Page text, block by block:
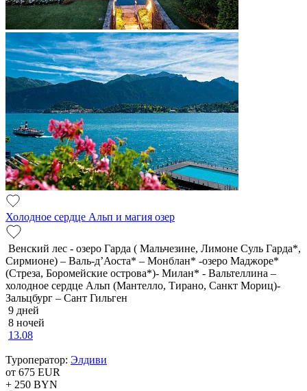
Холодное сердце Альп и магия озер
Венский лес - озеро Гарда ( Мальчезине, Лимоне Суль Гарда*,
Сирмионе) – Валь-д’Аоста* – Монблан* -озеро Маджоре*
(Стреза, Боромейские острова*)- Милан* - Вальтеллина –
холодное сердце Альп (Мантелло, Тирано, Санкт Мориц)-
Зальцбург – Сант Гильген
9 дней
8 ночей
13.08
Туроператор: Элдиви
от 675 EUR
+ 250 BYN